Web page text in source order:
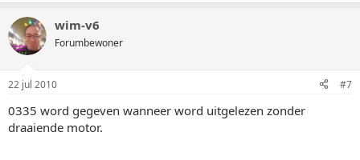
wim-v6
Forumbewoner
22 jul 2010 #7
0335 word gegeven wanneer word uitgelezen zonder
draaiende motor.